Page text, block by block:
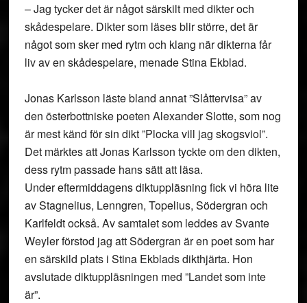
– Jag tycker det är något särskilt med dikter och
skådespelare. Dikter som läses blir större, det är
något som sker med rytm och klang när dikterna får
liv av en skådespelare, menade Stina Ekblad.
Jonas Karlsson läste bland annat ”Slåttervisa” av
den österbottniske poeten Alexander Slotte, som nog
är mest känd för sin dikt ”Plocka vill jag skogsviol”.
Det märktes att Jonas Karlsson tyckte om den dikten,
dess rytm passade hans sätt att läsa.
Under eftermiddagens diktuppläsning fick vi höra lite
av Stagnelius, Lenngren, Topelius, Södergran och
Karlfeldt också. Av samtalet som leddes av Svante
Weyler förstod jag att Södergran är en poet som har
en särskild plats i Stina Ekblads dikthjärta. Hon
avslutade diktuppläsningen med ”Landet som inte
är”.